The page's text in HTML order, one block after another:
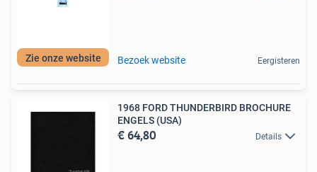
Zie onze website Bezoek website Eergisteren
1968 FORD THUNDERBIRD BROCHURE
ENGELS (USA)
€ 64,80 Details